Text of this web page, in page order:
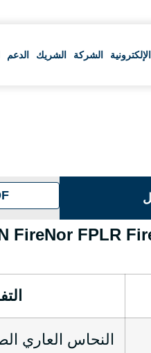
الشركة الشريك الدعم
FireNor FPLR
النحاس العاري